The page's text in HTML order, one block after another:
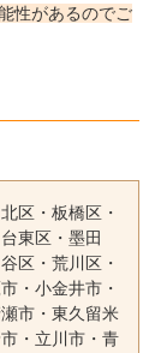
性があるのでご
北区・ 板橋区・
台東区・ 墨田
区・ 荒川区・
・ 小金井市・
市・ 東久留米
・ 立川市・ 青